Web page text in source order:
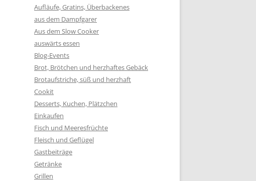
Aufläufe, Gratins, Überbackenes
aus dem Dampfgarer
Aus dem Slow Cooker
auswärts essen
Blog-Events
Brot, Brötchen und herzhaftes Gebäck
Brotaufstriche, süß und herzhaft
Cookit
Desserts, Kuchen, Plätzchen
Einkaufen
Fisch und Meeresfrüchte
Fleisch und Geflügel
Gastbeiträge
Getränke
Grillen